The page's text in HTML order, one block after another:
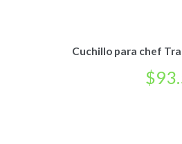
Cuchillo para chef
$